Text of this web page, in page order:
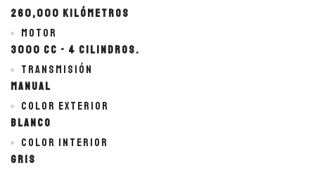
260,000 kilómetros
Motor
3000 cc - 4 cilindros.
Transmisión
Manual
Color exterior
BLANCO
Color interior
GRIS